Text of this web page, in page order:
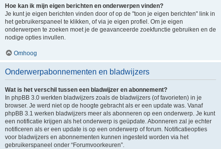
Hoe kan ik mijn eigen berichten en onderwerpen vinden?
Je kunt je eigen berichten vinden door of op de "toon je eigen berichten" link in
het gebruikerspaneel te klikken, of via je eigen profiel. Om je eigen
onderwerpen te zoeken moet je de geavanceerde zoekfunctie gebruiken en de
nodige opties invullen.
Omhoog
Onderwerpabonnementen en bladwijzers
Wat is het verschil tussen een bladwijzer en abonnement?
In phpBB 3.0 werkten bladwijzers zoals de bladwijzers (of favorieten) in je
browser. Je werd niet op de hoogte gebracht als er een update was. Vanaf
phpBB 3.1 werken bladwijzers meer als abonneren op een onderwerp. Je kunt
een notificatie krijgen als het onderwerp is geüpdate. Abonneren zal je echter
notificeren als er een update is op een onderwerp of forum. Notificatieopties
voor bladwijzers en abonnementen kunnen ingesteld worden via het
gebruikerspaneel onder “Forumvoorkeuren”.